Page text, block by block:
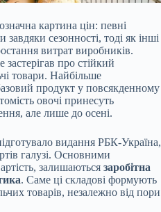
картина цін: певні
сезонності, тоді як інші
витрат виробників.
про стійкий
товари. Найбільше
продукт у повсякденному
овочі принесуть
але лише до осені.
видання РБК-Україна,
галузі. Основними
залишаються заробітна
. Саме ці складові формують
товарів, незалежно від пори